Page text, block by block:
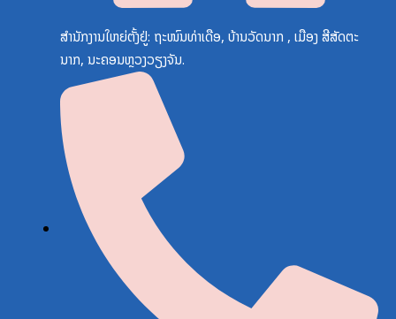
ສຳນັກງານໃຫຍ່ຕັ້ງຢູ່: ຖະໜົນທ່າເດືອ, ບ້ານວັດນາກ , ເມືອງ ສີສັດຕະ
ນາກ, ນະຄອນຫຼວງວຽງຈັນ.